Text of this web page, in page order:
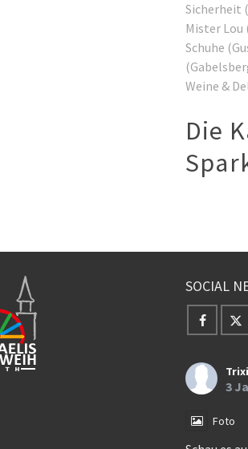
Sicherheit
Mister Lou
Schuhe
Weine &
Die
SOCIAL
3
Foto